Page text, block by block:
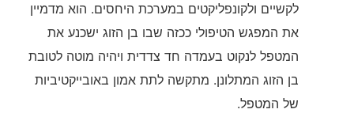
לקשיים ולקונפליקטים במערכת היחסים. הוא מדמיין
את המפגש הטיפולי ככזה שבו בן הזוג ישכנע את
המטפל לנקוט בעמדה חד צדדית ויהיה מוטה לטובת
בן הזוג המתלונן. מתקשה לתת אמון באובייקטיביות
של המטפל.